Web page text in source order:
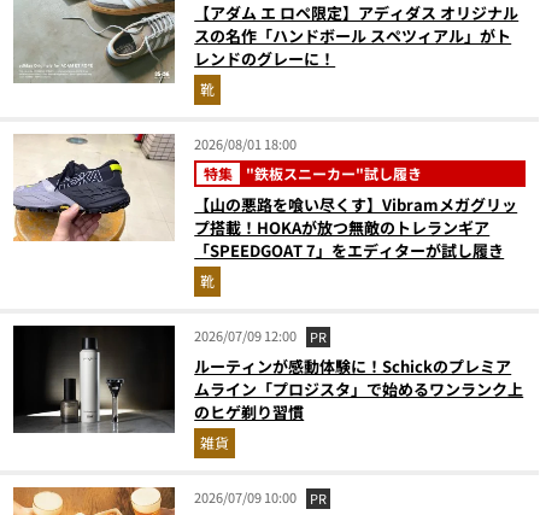
【アダム エ ロペ限定】アディダス オリジナル
スの名作「ハンドボール スペツィアル」がト
レンドのグレーに！
靴
2026/08/01 18:00
特集 "鉄板スニーカー"試し履き
【山の悪路を喰い尽くす】Vibramメガグリッ
プ搭載！HOKAが放つ無敵のトレランギア
「SPEEDGOAT 7」をエディターが試し履き
靴
2026/07/09 12:00 PR
ルーティンが感動体験に！Schickのプレミア
ムライン「プロジスタ」で始めるワンランク上
のヒゲ剃り習慣
雑貨
2026/07/09 10:00 PR